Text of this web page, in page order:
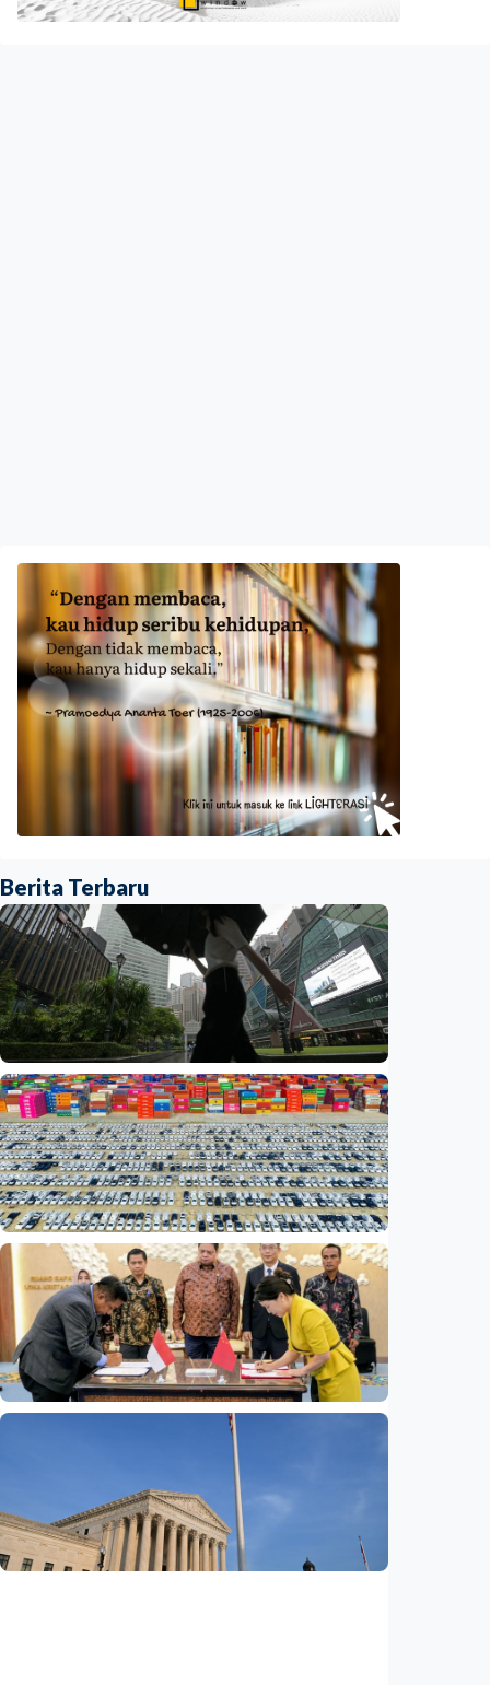
Berita Terbaru
Ekonomi
Biaya usaha naik, perusahaan Singapura
justru lirik Indonesia untuk perluas bisnis
Indonesia•07 Aug 2026
Ekonomi
Fokus Berita – Mengapa produsen EV China
kini lebih sibuk membangun pabrik daripada
menjual mobil?
Indonesia•06 Aug 2026
Madura siap sambut investasi China 6,6
triliun rupiah untuk Kawasan Industri Baru
Indonesia•06 Aug 2026